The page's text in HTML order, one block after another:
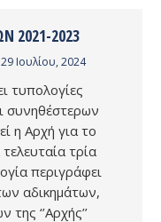
2021-2023
29 Ιουλίου, 2024
τυπολογίες
συνηθέστερων
η Αρχή για το
τρία
περιγράφει
αδικημάτων,
‘’Αρχής’’